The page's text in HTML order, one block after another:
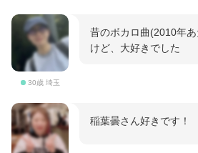
30歳 埼玉
昔のボカロ曲(2010年
けど、大好きでした
稲葉曇さん好きです！